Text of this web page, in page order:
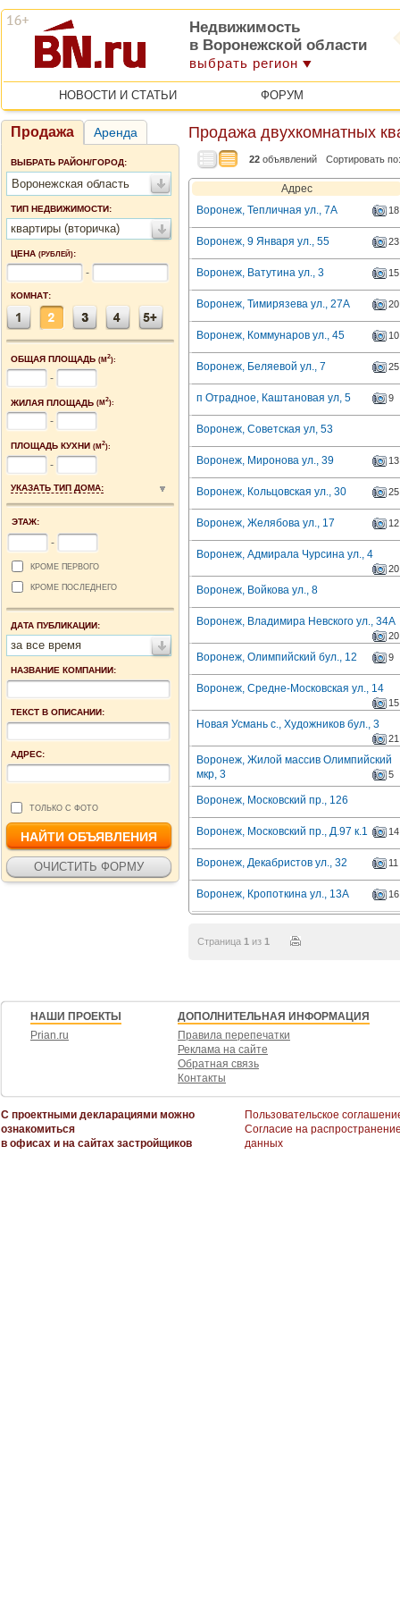
Недвижимость
в Воронежской области
выбрать регион
НОВОСТИ И СТАТЬИ ФОРУМ
Продажа Аренда
ВЫБРАТЬ РАЙОН/ГОРОД:
Воронежская область
ТИП НЕДВИЖИМОСТИ:
квартиры (вторичка)
ЦЕНА (РУБЛЕЙ):
-
КОМНАТ:
ОБЩАЯ ПЛОЩАДЬ (М2):
-
ЖИЛАЯ ПЛОЩАДЬ (М2):
-
ПЛОЩАДЬ КУХНИ (М2):
-
УКАЗАТЬ ТИП ДОМА:
ЭТАЖ:
-
КРОМЕ ПЕРВОГО
КРОМЕ ПОСЛЕДНЕГО
ДАТА ПУБЛИКАЦИИ:
за все время
НАЗВАНИЕ КОМПАНИИ:
ТЕКСТ В ОПИСАНИИ:
АДРЕС:
ТОЛЬКО С ФОТО
Продажа двухкомнатных
22 объявлений Сортировать
Адрес
Воронеж, Тепличная ул., 7А
18
Воронеж, 9 Января ул., 55 23
Воронеж, Ватутина ул., 3 15
Воронеж, Тимирязева ул., 27А 20
Воронеж, Коммунаров ул., 45 10
Воронеж, Беляевой ул., 7 25
п Отрадное, Каштановая ул, 5 9
Воронеж, Советская ул, 53
Воронеж, Миронова ул., 39 13
Воронеж, Кольцовская ул., 30 25
Воронеж, Желябова ул., 17 12
Воронеж, Адмирала Чурсина ул., 4
20
Воронеж, Войкова ул., 8
Воронеж, Владимира Невского ул., 34А
20
Воронеж, Олимпийский бул., 12 9
Воронеж, Средне-Московская ул., 14
15
Новая Усмань с., Художников бул., 3
21
Воронеж, Жилой массив Олимпийский
мкр, 3
5
Воронеж, Московский пр., 126
Воронеж, Московский пр., Д.97 к.1 14
Воронеж, Декабристов ул., 32 11
Воронеж, Кропоткина ул., 13А 16
Страница 1 из 1
НАШИ ПРОЕКТЫ
Prian.ru
ДОПОЛНИТЕЛЬНАЯ ИНФОРМАЦИЯ
Правила перепечатки
Реклама на сайте
Обратная связь
Контакты
С проектными декларациями можно
ознакомиться
в офисах и на сайтах застройщиков
Пользовательское
Согласие на
данных